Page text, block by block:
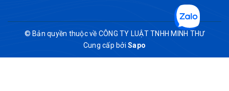
© Bản quyền thuộc về CÔNG TY LUẬT TNHH MINH THƯ
Cung cấp bởiSapo